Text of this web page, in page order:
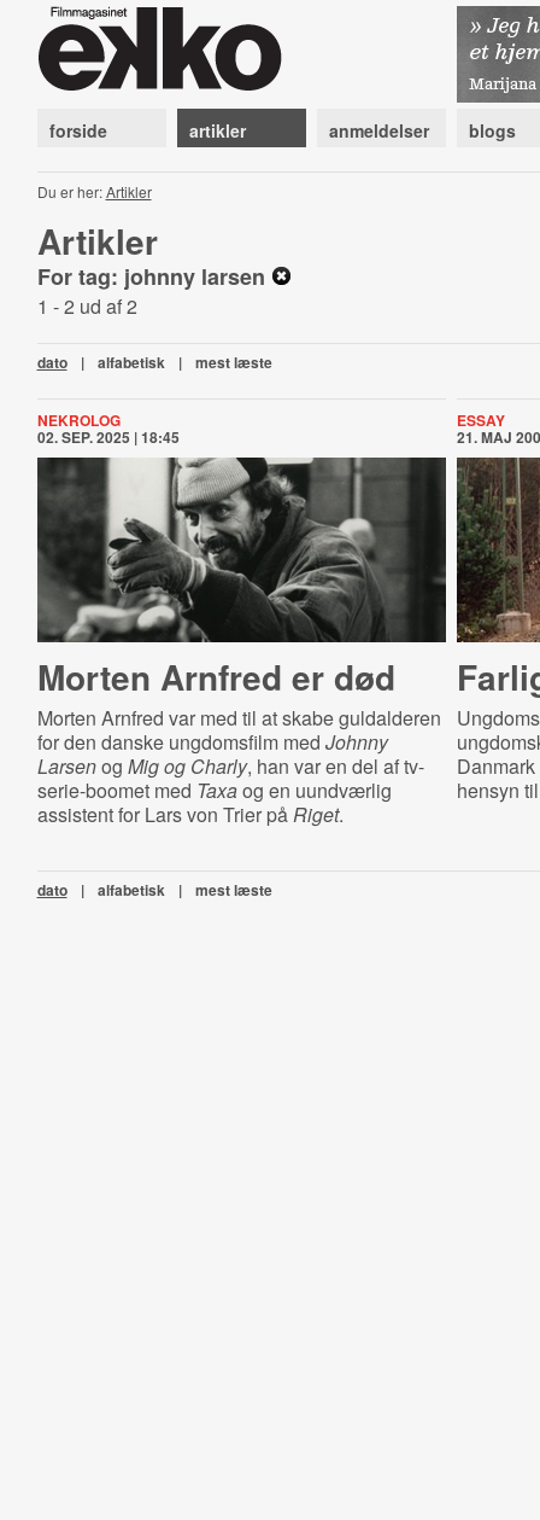
forside artikler anmeldelser blogs
Du er her:Artikler
Artikler
For tag: johnny larsen
1 - 2 ud af 2
dato | alfabetisk | mest læste
NEKROLOG
02. SEP. 2025 | 18:45
Morten Arnfred er død
Morten Arnfred var med til at skabe guldalderen
for den danske ungdomsfilm med Johnny
Larsenog Mig og Charly, han var en del af tv-
serie-boomet med Taxaog en uundværlig
assistent for Lars von Trier påRiget.
ESSAY
21. MAJ
hensyn
dato | alfabetisk | mest læste